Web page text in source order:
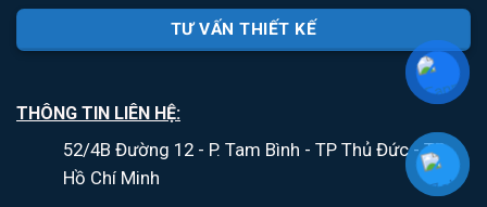
TƯ VẤN THIẾT KẾ
THÔNG TIN LIÊN HỆ:
52/4B Đường 12 - P. Tam Bình - TP Thủ Đức - TP.
Hồ Chí Minh